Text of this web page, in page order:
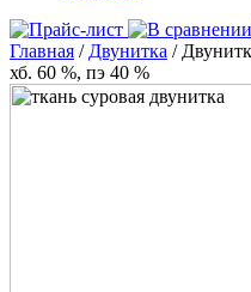
Главная / Двунитка /
хб. 60 %, пэ 40 %